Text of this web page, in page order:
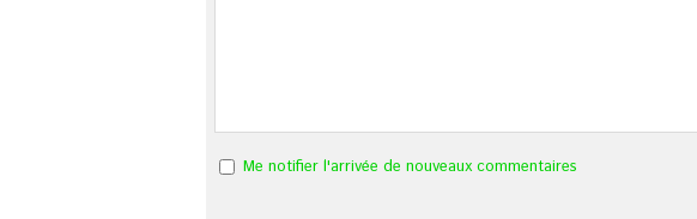
Me notifier l'arrivée de nouveaux commentaires